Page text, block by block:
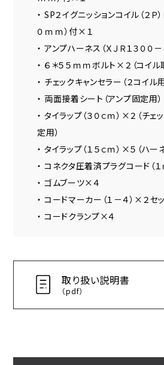
・ SP２イグニッションコイル（２Ｐ）
０ｍｍ）付×１
・ アンプハーネス（ＸＪＲ１３００－
・ ６＊５５ｍｍボルト×２（コイル
・ チェックキャンセラー（２コイル用
・ 両面接着シート（アンプ固定用）
・ タイラップ（３０ｃｍ）×２（チ
定用）
・ タイラップ（１５ｃｍ）×５（ハー
・ コネクタ圧着済プラグコード（
・ ゴムブーツ×４
・ コードマーカー（１－４）×２セ
・ コードクランプ×４
取り扱い説明書
（pdf）